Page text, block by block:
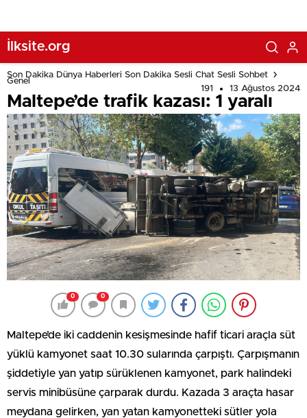
İlksite.org
Son Dakika Dünya Haberleri Son Dakika Sesli Chat Sesli Sohbet
Genel
191
13 Ağustos 2024
Maltepe’de trafik kazası: 1 yaralı
0 0
Maltepe’de iki caddenin kesişmesinde hafif ticari araçla süt
yüklü kamyonet saat 10.30 sularında çarpıştı. Çarpışmanın
şiddetiyle yan yatıp sürüklenen kamyonet, park halindeki
servis minibüsüne çarparak durdu. Kazada 3 araçta hasar
meydana gelirken, yan yatan kamyonetteki sütler yola